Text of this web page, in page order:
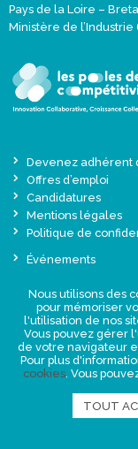
Pays de la Loire –
Ministère de l’Industrie
Devenez adhérent
Offres d’emploi
Candidatures
Mentions légales
Politique de
Événements
Une offre globale
Presse
Nous utilisons des
pour mémoriser
l'utilisation de nos
Vous pouvez gérer
de votre navigateur
Pour plus
cookies. Vous
TOUT